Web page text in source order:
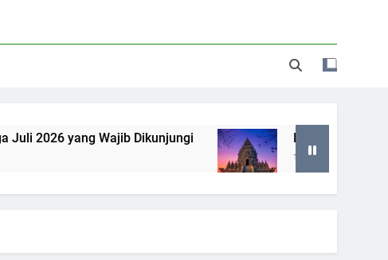
yang Wajib Dikunjungi Itinerary Satu Hari di
1 Year Ago